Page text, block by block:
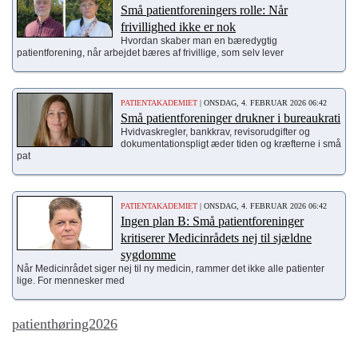
Små patientforeningers rolle: Når
frivillighed ikke er nok
Hvordan skaber man en bæredygtig
patientforening, når arbejdet bæres af frivillige, som selv lever
PATIENTAKADEMIET | ONSDAG, 4. FEBRUAR 2026 06:42
Små patientforeninger drukner i bureaukrati
Hvidvaskregler, bankkrav, revisorudgifter og
dokumentationspligt æder tiden og kræfterne i små
pat
PATIENTAKADEMIET | ONSDAG, 4. FEBRUAR 2026 06:42
Ingen plan B: Små patientforeninger
kritiserer Medicinrådets nej til sjældne
sygdomme
Når Medicinrådet siger nej til ny medicin, rammer det ikke alle patienter
lige. For mennesker med
patienthøring2026